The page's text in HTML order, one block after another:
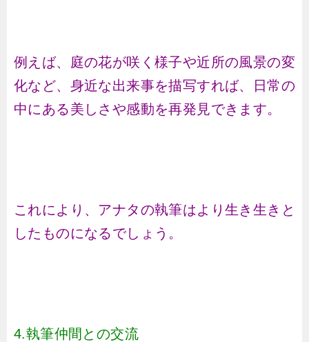
例えば、庭の花が咲く様子や近所の風景の変
化など、身近な出来事を描写すれば、日常の
中にある美しさや感動を再発見できます。
これにより、アナタの執筆はより生き生きと
したものになるでしょう。
4.執筆仲間との交流